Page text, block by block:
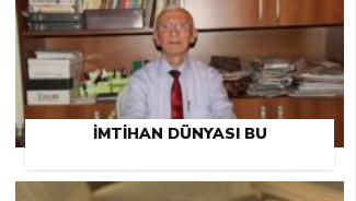
İMTIHAN DÜNYASI BU